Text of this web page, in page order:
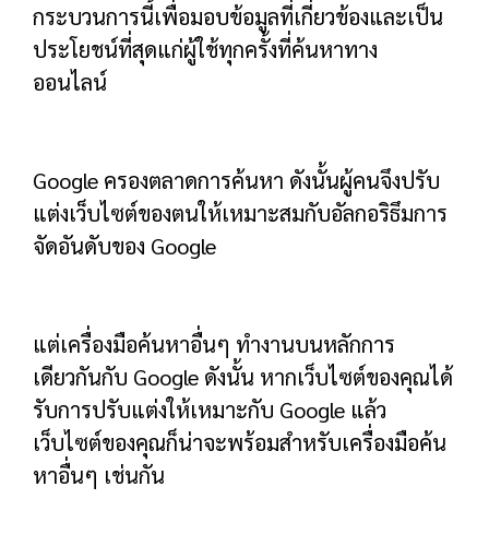
กระบวนการนี้เพื่อมอบข้อมูลที่เกี่ยวข้องและเป็น
ประโยชน์ที่สุดแก่ผู้ใช้ทุกครั้งที่ค้นหาทาง
ออนไลน์
Google ครองตลาดการค้นหา ดังนั้นผู้คนจึงปรับ
แต่งเว็บไซต์ของตนให้เหมาะสมกับอัลกอริธึมการ
จัดอันดับของ Google
แต่เครื่องมือค้นหาอื่นๆ ทำงานบนหลักการ
เดียวกันกับ Google ดังนั้น หากเว็บไซต์ของคุณได้
รับการปรับแต่งให้เหมาะกับ Google แล้ว
เว็บไซต์ของคุณก็น่าจะพร้อมสำหรับเครื่องมือค้น
หาอื่นๆ เช่นกัน